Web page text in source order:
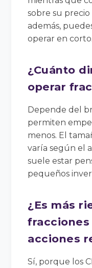
sobre su precio
además,
operar en corto.
¿Cuánto
operar
Depende del
permiten
menos. El
varía según el
suele estar
pequeños
¿Es más
fracciones
acciones
Sí, porque los